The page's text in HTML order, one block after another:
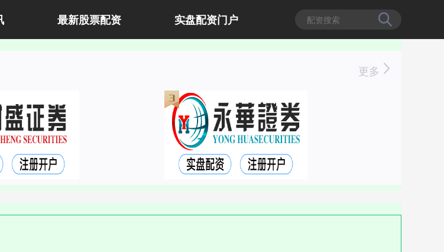
最新股票配资 实盘配资门户
更多